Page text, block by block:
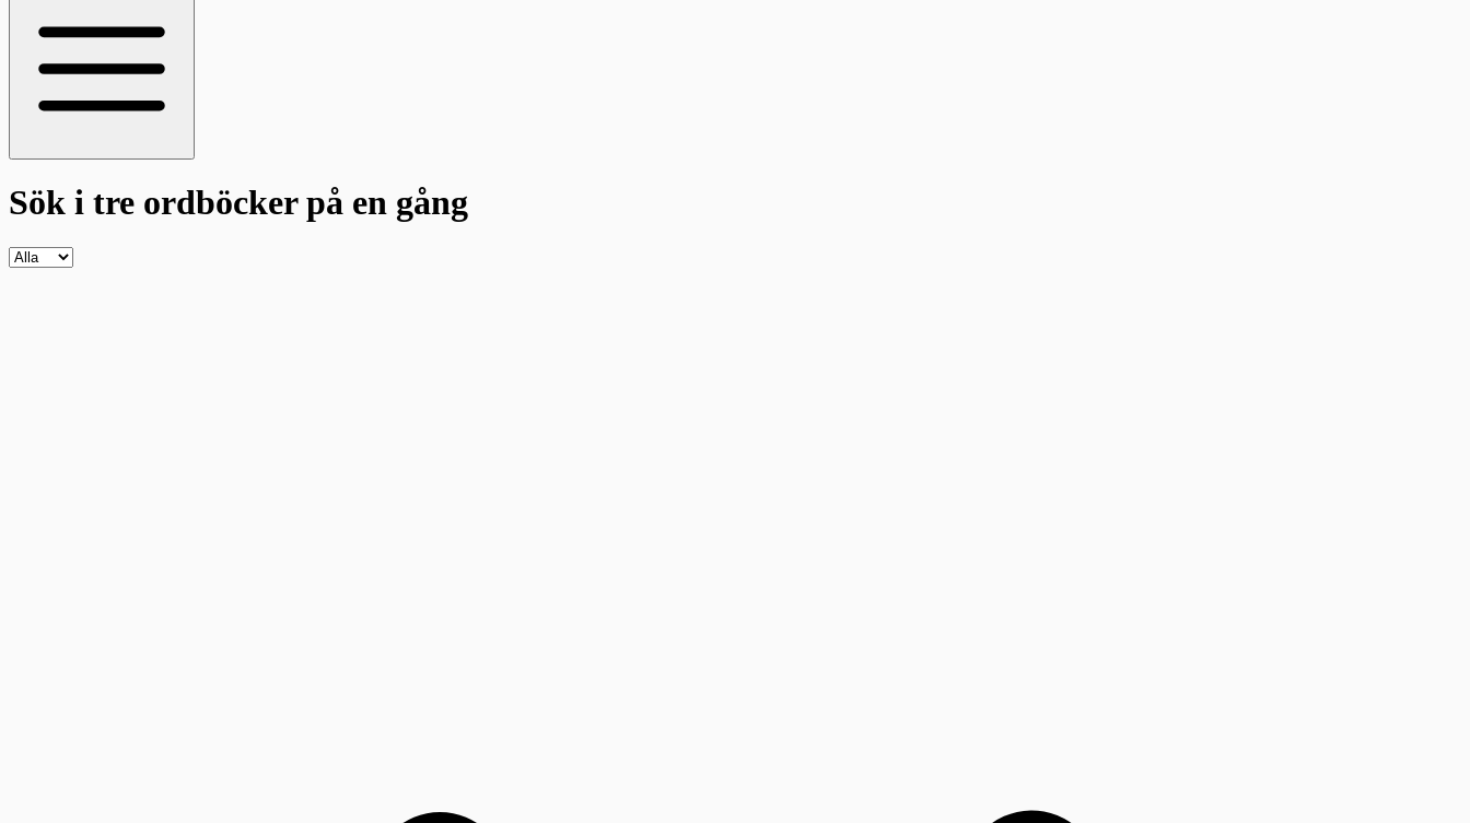
Sök i tre ordböckerpå en gång